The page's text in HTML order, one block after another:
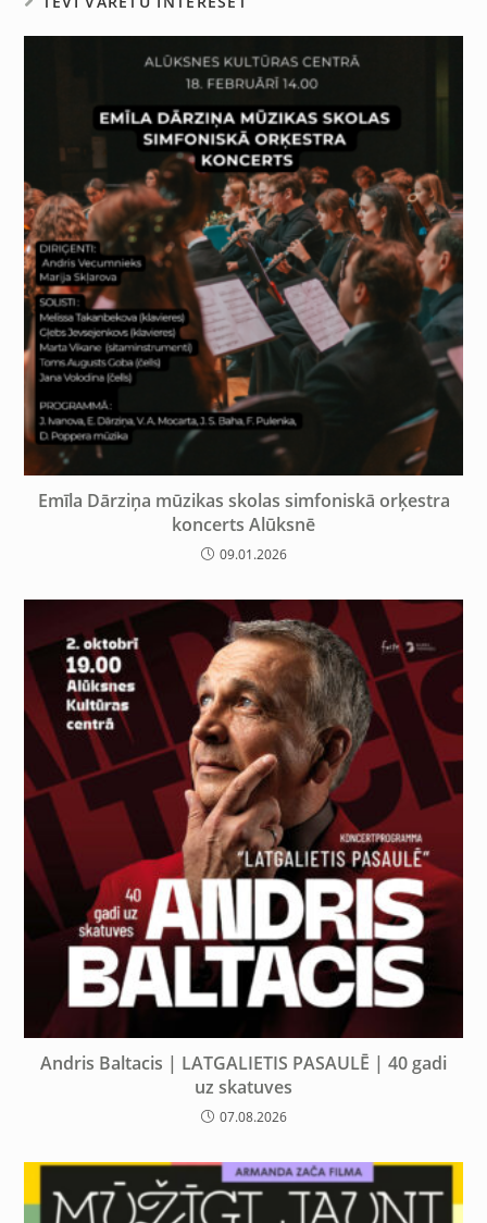
Emīla Dārziņa mūzikas skolas simfoniskā orķestra
koncerts Alūksnē
09.01.2026
Andris Baltacis | LATGALIETIS PASAULĒ | 40 gadi
uz skatuves
07.08.2026